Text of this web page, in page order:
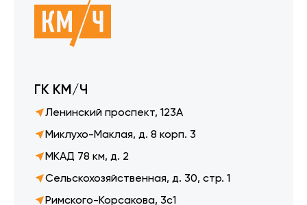
ГК КМ/Ч
Ленинский проспект, 123А
Миклухо-Маклая, д. 8 корп. 3
МКАД 78 км, д. 2
Сельскохозяйственная, д. 30, стр. 1
Римского-Корсакова, 3с1